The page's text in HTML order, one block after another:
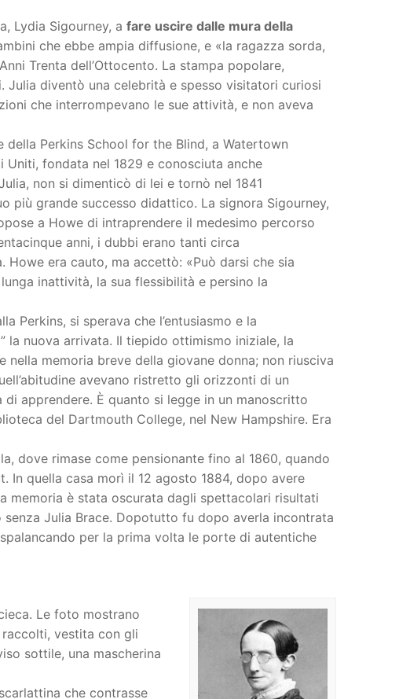
Lydia Sigourney, a fare uscire dalle mura della
che ebbe ampia diffusione, e «la ragazza sorda,
Trenta dell’Ottocento. La stampa popolare,
diventò una celebrità e spesso visitatori curiosi
che interrompevano le sue attività, e non aveva
della Perkins School for the Blind, a Watertown
fondata nel 1829 e conosciuta anche
non si dimenticò di lei e tornò nel 1841
più grande successo didattico. La signora Sigourney,
a Howe di intraprendere il medesimo percorso
anni, i dubbi erano tanti circa
Howe era cauto, ma accettò: «Può darsi che sia
inattività, la sua flessibilità e persino la
Perkins, si sperava che l’entusiasmo e la
la nuova arrivata. Il tiepido ottimismo iniziale, la
memoria breve della giovane donna; non riusciva
avevano ristretto gli orizzonti di un
apprendere. È quanto si legge in un manoscritto
del Dartmouth College, nel New Hampshire. Era
dove rimase come pensionante fino al 1860, quando
In quella casa morì il 12 agosto 1884, dopo avere
memoria è stata oscurata dagli spettacolari risultati
senza Julia Brace. Dopotutto fu dopo averla incontrata
per la prima volta le porte di autentiche
Le foto mostrano
vestita con gli
sottile, una mascherina
che contrasse